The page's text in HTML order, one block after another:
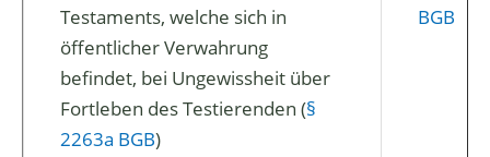
Testaments, welche sich in
öffentlicher Verwahrung
befindet, bei Ungewissheit über
Fortleben des Testierenden (§
2263a BGB)
BGB